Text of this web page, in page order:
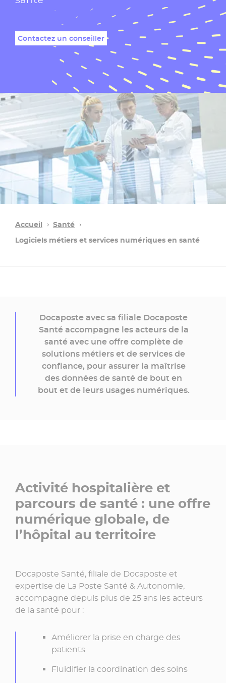
Contactez un conseiller
Accueil
Santé
Logiciels métiers et services numériques en santé
Docaposte avec sa filiale Docaposte
Santé accompagne les acteurs de la
santé avec une offre complète de
solutions métiers et de services de
confiance, pour assurer la maîtrise
des données de santé de bout en
bout et de leurs usages numériques.
Activité hospitalière et
parcours de santé : une offre
numérique globale, de
l’hôpital au territoire
Docaposte Santé, filiale de Docaposte et
expertise de La Poste Santé & Autonomie,
accompagne depuis plus de 25 ans les acteurs
de la santé pour :
Améliorer la prise en charge des
patients
Fluidifier la coordination des soins